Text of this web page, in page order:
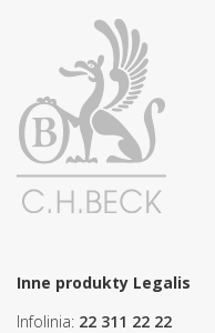
Inne produkty Legalis
Infolinia: 22 311 22 22